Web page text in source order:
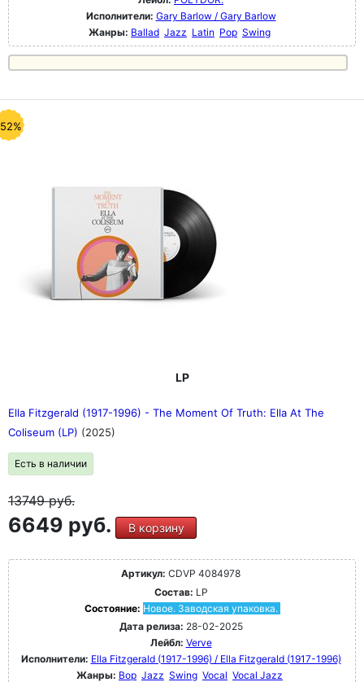
Исполнители: Gary Barlow / Gary Barlow
Жанры: Ballad Jazz Latin Pop Swing
LP
Ella Fitzgerald (1917-1996) - The Moment Of Truth: Ella At The
Coliseum (LP) (2025)
Есть в наличии
13749руб.
6649 руб. В корзину
Артикул: CDVP 4084978
Состав: LP
Состояние: Новое. Заводская упаковка.
Дата релиза: 28-02-2025
Лейбл: Verve
Исполнители: Ella Fitzgerald (1917-1996) / Ella Fitzgerald (1917-1996)
Жанры: Bop Jazz Swing Vocal Vocal Jazz